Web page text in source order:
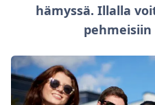
hämyssä. Illalla